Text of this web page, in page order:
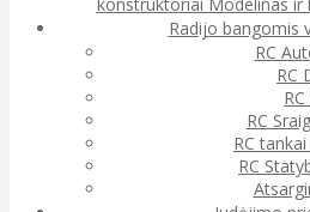
Radijo bangomis
RC
RC
RC
RC
RC